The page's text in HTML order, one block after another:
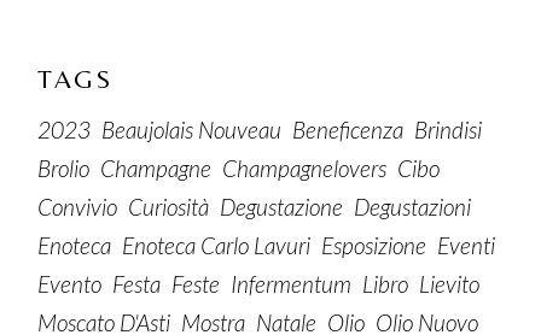
TAGS
2023 Beaujolais Nouveau Beneficenza Brindisi
Brolio Champagne Champagnelovers Cibo
Convivio Curiosità Degustazione Degustazioni
Enoteca Enoteca Carlo Lavuri Esposizione Eventi
Evento Festa Feste Infermentum Libro Lievito
Moscato D'Asti Mostra Natale Olio Olio Nuovo